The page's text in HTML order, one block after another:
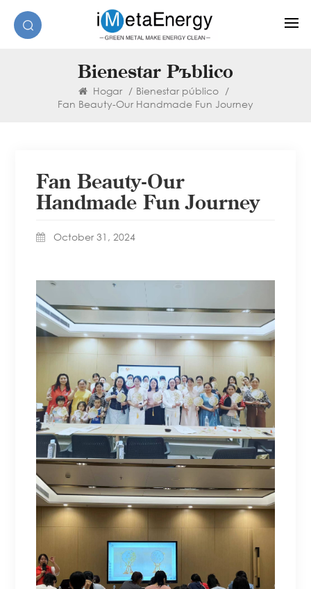
Bienestar Público
Hogar / Bienestar público /
Fan Beauty-Our Handmade Fun Journey
Fan Beauty-Our
Handmade Fun Journey
October 31, 2024